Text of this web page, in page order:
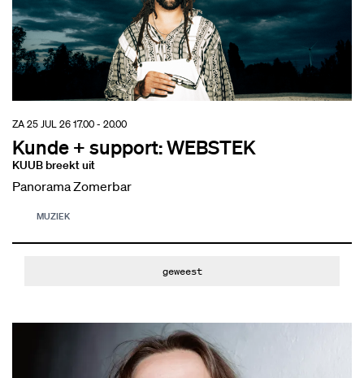
Kunde + support: WEBSTEK
KUUB breekt uit
ZA 25 JUL 2617.00 - 20.00
Panorama Zomerbar
MUZIEK
geweest